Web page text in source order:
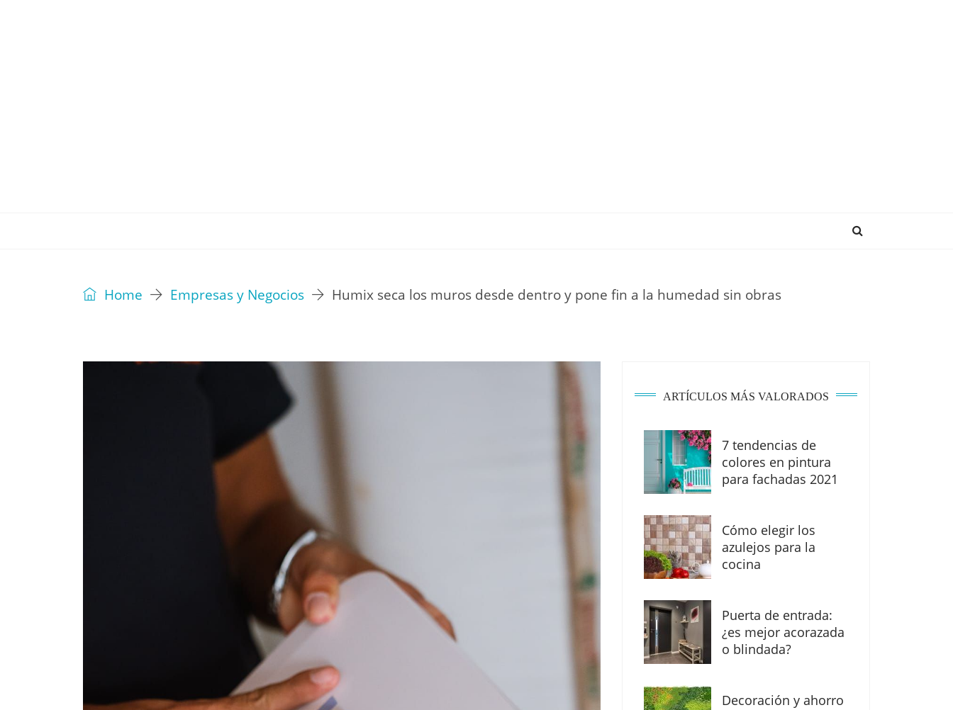
Home Empresas y Negocios Humix seca los muros desde dentro y pone fin a la humedad sin obras
ARTÍCULOS MÁS VALORADOS
7 tendencias de
colores en pintura
para fachadas 2021
Cómo elegir los
azulejos para la
cocina
Puerta de entrada:
¿es mejor acorazada
o blindada?
Decoración y ahorro